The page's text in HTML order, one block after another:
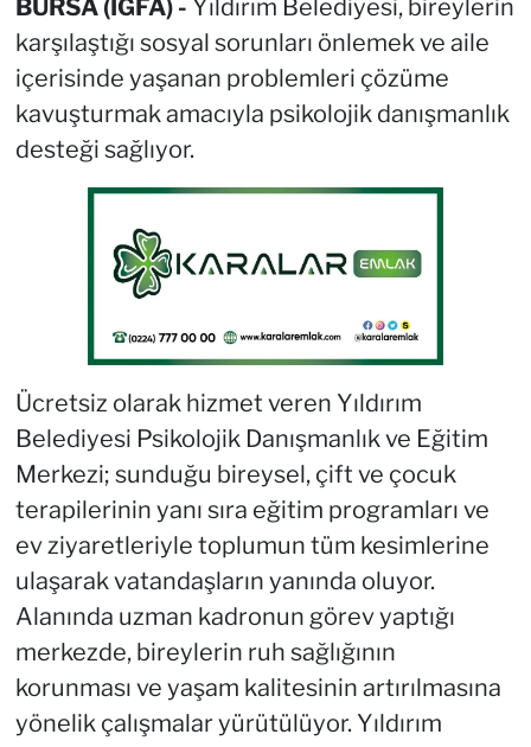
BURSA (İGFA) - Yıldırım Belediyesi, bireylerin
karşılaştığı sosyal sorunları önlemek ve aile
içerisinde yaşanan problemleri çözüme
kavuşturmak amacıyla psikolojik danışmanlık
desteği sağlıyor.
Ücretsiz olarak hizmet veren Yıldırım
Belediyesi Psikolojik Danışmanlık ve Eğitim
Merkezi; sunduğu bireysel, çift ve çocuk
terapilerinin yanı sıra eğitim programları ve
ev ziyaretleriyle toplumun tüm kesimlerine
ulaşarak vatandaşların yanında oluyor.
Alanında uzman kadronun görev yaptığı
merkezde, bireylerin ruh sağlığının
korunması ve yaşam kalitesinin artırılmasına
yönelik çalışmalar yürütülüyor. Yıldırım